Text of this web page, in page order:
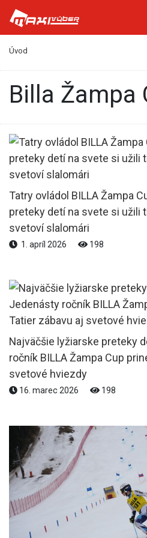
Úvod
Billa Žampa
Tatry ovládol BILLA Žampa
preteky detí na svete si užili
svetoví slalomári
1. apríl 2026 198
Najväčšie lyžiarske preteky
ročník BILLA Žampa Cup
svetové hviezdy
16. marec 2026 198